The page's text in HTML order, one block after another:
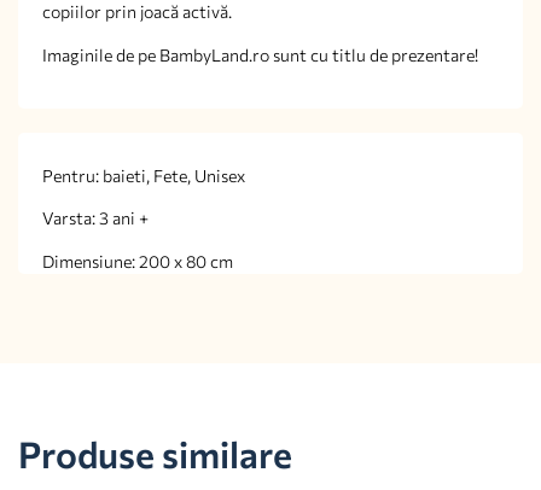
copiilor prin joacă activă.
Imaginile de pe BambyLand.ro sunt cu titlu de prezentare!
Pentru: baieti, Fete, Unisex
Varsta: 3 ani +
Dimensiune: 200 x 80 cm
Produse similare